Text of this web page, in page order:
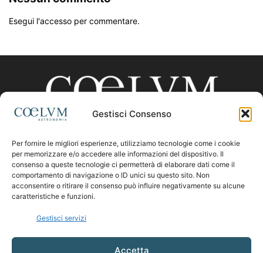
Gestisci Consenso
Per fornire le migliori esperienze, utilizziamo tecnologie come i cookie
per memorizzare e/o accedere alle informazioni del dispositivo. Il
consenso a queste tecnologie ci permetterà di elaborare dati come il
comportamento di navigazione o ID unici su questo sito. Non
acconsentire o ritirare il consenso può influire negativamente su alcune
caratteristiche e funzioni.
Gestisci servizi
Accetta
Esegui l'accesso per commentare.
CHI SIAMO
Contattaci:coelumastro@coelum.com